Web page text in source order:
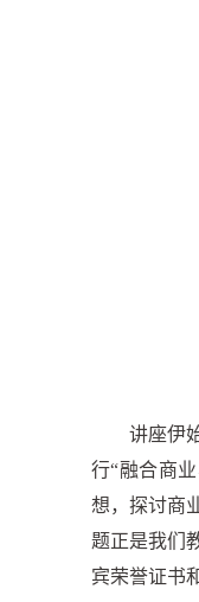
讲座伊
行“融合商
想，探讨商
题正是我们
宾荣誉证书